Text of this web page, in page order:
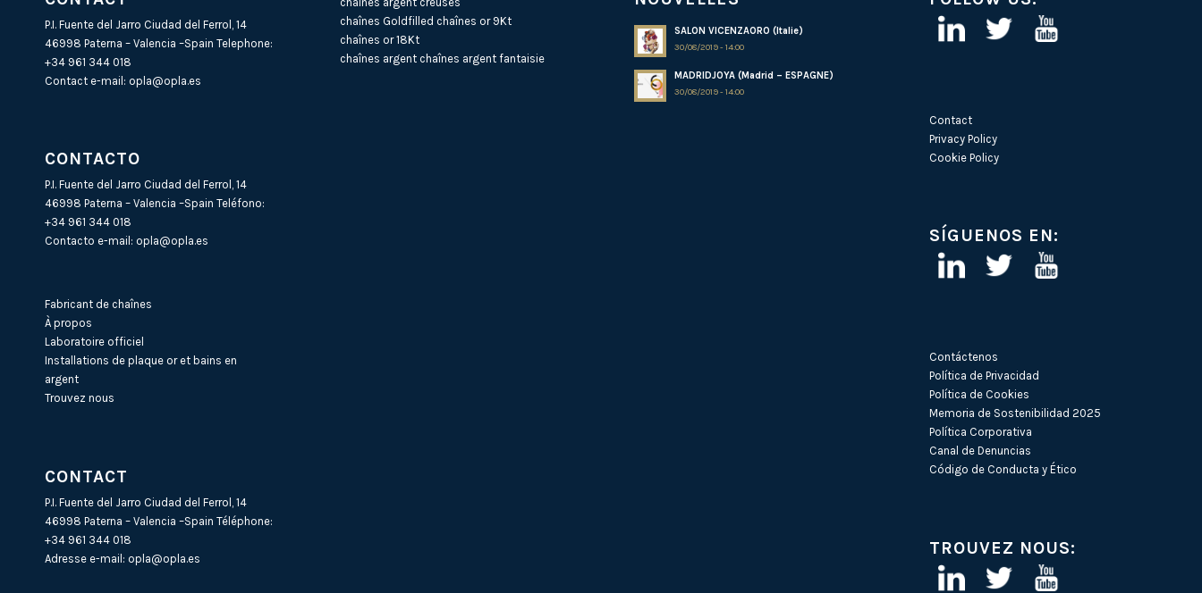
P.I. Fuente del Jarro Ciudad del Ferrol, 14
46998 Paterna – Valencia –Spain Telephone:
+34 961 344 018
Contact e-mail: opla@opla.es
CONTACTO
P.I. Fuente del Jarro Ciudad del Ferrol, 14
46998 Paterna – Valencia –Spain Teléfono:
+34 961 344 018
Contacto e-mail: opla@opla.es
Fabricant de chaînes
À propos
Laboratoire officiel
Installations de plaque or et bains en
argent
Trouvez nous
CONTACT
P.I. Fuente del Jarro Ciudad del Ferrol, 14
46998 Paterna – Valencia –Spain Téléphone:
+34 961 344 018
Adresse e-mail: opla@opla.es
chaînes Goldfilled chaînes or 9Kt
chaînes or 18Kt
chaînes argent chaînes argent fantaisie
SALON VICENZAORO (Italie)
30/08/2019 - 14:00
MADRIDJOYA (Madrid – ESPAGNE)
30/08/2019 - 14:00
Contact
Privacy Policy
Cookie Policy
SÍGUENOS EN:
Contáctenos
Política de Privacidad
Política de Cookies
Memoria de Sostenibilidad 2025
Política Corporativa
Canal de Denuncias
Código de Conducta y Ético
TROUVEZ NOUS: